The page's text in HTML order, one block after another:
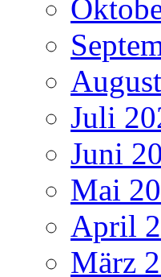
Juli
Juni
Mai
April
März